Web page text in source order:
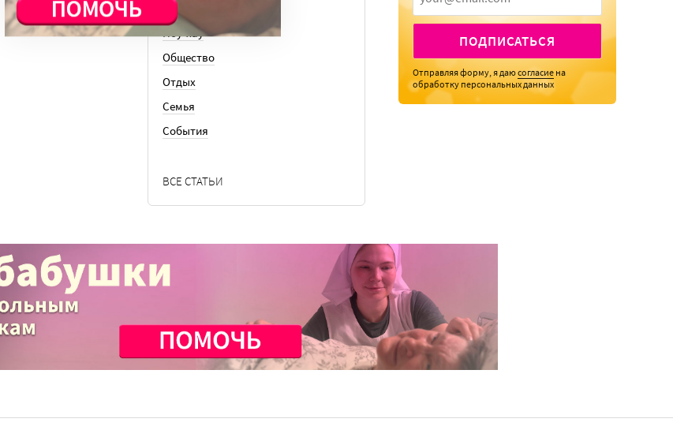
Медицина
Ноу-хау
Общество
Отдых
Семья
События
ВСЕ СТАТЬИ
ПОДПИСАТЬСЯ
Отправляя форму, я даюсогласие на
обработку персональных данных